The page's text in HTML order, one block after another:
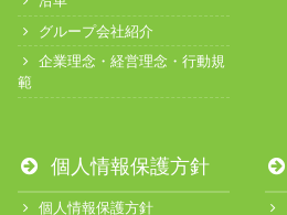
グループ会社紹介
企業理念・経営理念・行動規
範
個人情報保護方針
個人情報保護方針